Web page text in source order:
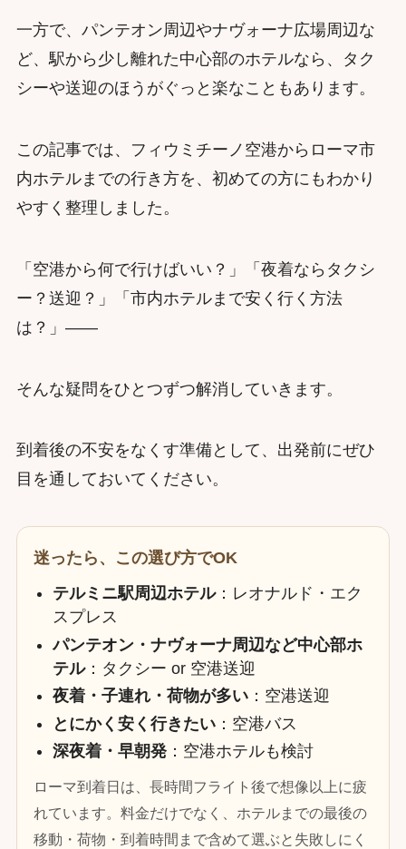
一方で、パンテオン周辺やナヴォーナ広場周辺な
ど、駅から少し離れた中心部のホテルなら、タク
シーや送迎のほうがぐっと楽なこともあります。
この記事では、フィウミチーノ空港からローマ市
内ホテルまでの行き方を、初めての方にもわかり
やすく整理しました。
「空港から何で行けばいい？」「夜着ならタクシ
ー？送迎？」「市内ホテルまで安く行く方法
は？」——
そんな疑問をひとつずつ解消していきます。
到着後の不安をなくす準備として、出発前にぜひ
目を通しておいてください。
迷ったら、この選び方でOK
テルミニ駅周辺ホテル：レオナルド・エク
スプレス
パンテオン・ナヴォーナ周辺など中心部ホ
テル：タクシー or 空港送迎
夜着・子連れ・荷物が多い ：空港送迎
とにかく安く行きたい ：空港バス
深夜着・早朝発 ：空港ホテルも検討
ローマ到着日は、長時間フライト後で想像以上に疲
れています。料金だけでなく、ホテルまでの最後の
移動・荷物・到着時間まで含めて選ぶと失敗しにく